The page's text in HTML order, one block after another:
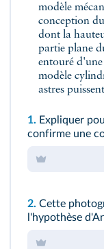
modèle
conception
dont la
partie plane
entouré
modèle
astres
1. Expliquer
confirme une
2. Cette
l'hypothèse